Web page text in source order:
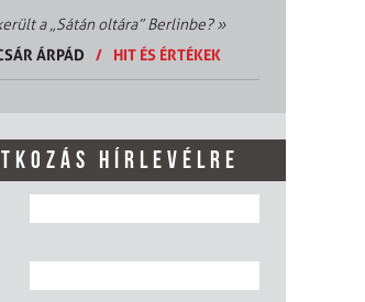
a „Sátán oltára” Berlinbe?»
ÁRPÁD
/ HIT ÉS ÉRTÉKEK
HÍRLEVÉLRE